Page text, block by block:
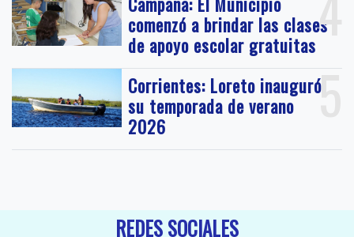
comenzó a brindar las clases
de apoyo escolar gratuitas
5
Corrientes: Loreto inauguró
su temporada de verano
2026
REDES SOCIALES